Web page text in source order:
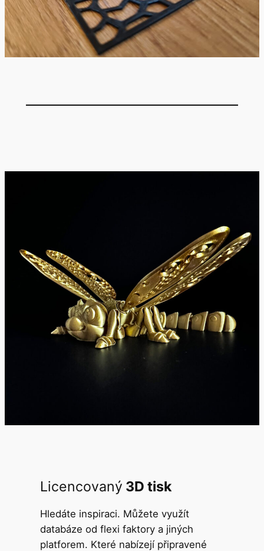
Licencovaný 3D tisk
Hledáte inspiraci. Můžete využít
databáze od flexi faktory a jiných
platforem. Které nabízejí připravené